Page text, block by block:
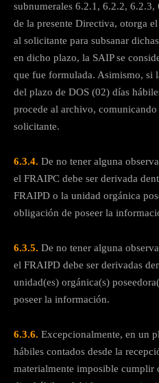
subnumerales 6.2.1, 6.2.2,
de la presente Directiva, otorga
al solicitante para subsanar
en dicho plazo, la SAIP se
que fue formulada. Asimismo, si
del plazo de DOS (02) días
procede al archivo,
solicitante.
6.3.4. De no tener alguna
el FRAIPC debe ser derivada
FRAIPD o la unidad orgánica
obligación de poseer la
6.3.5. De no tener alguna
el FRAIPD debe ser derivadas
unidad(es) orgánica(s)
poseer la información.
6.3.6. Excepcionalmente, en un
hábiles contados desde la
materialmente imposible